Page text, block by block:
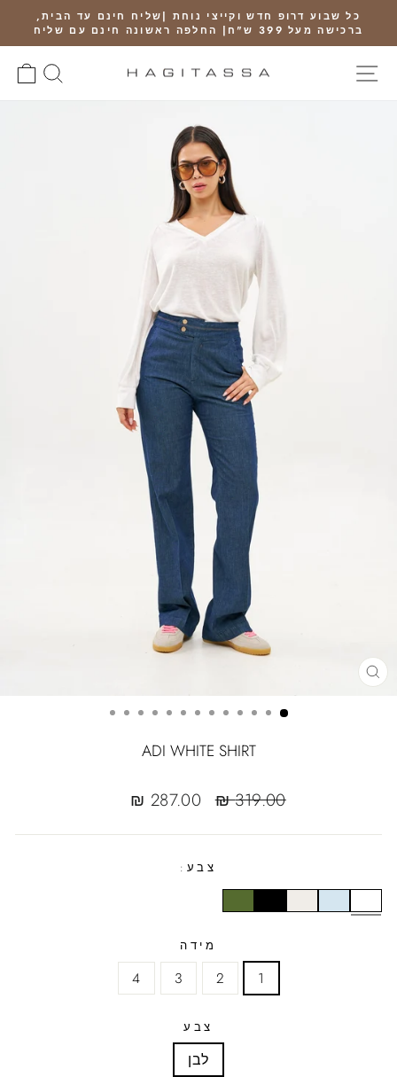
content
Pause
כל שבוע דרופ חדש וקייצי נוחת |שליח חינם עד הבית,
ברכישה מעל 399 ש"ח| החלפה ראשונה חינם עם שליח
SITE NAVIGATION חיפוש
ADI WHITE SHIRT
Regular
319.00 ₪
Sale
287.00 ₪
צבע:
מידה
1
2
3
4
צבע
לבן
CLOSE